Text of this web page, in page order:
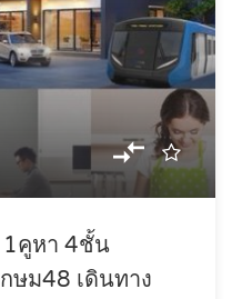
1คูหา 4ชั้น
ษม48 เดินทาง